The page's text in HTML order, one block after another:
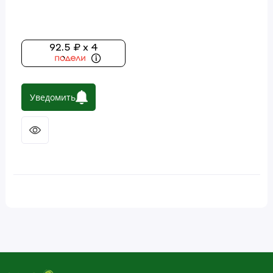
Уход за полостью рта
Уход за телом
92.5 ₽ x 4
Уведомить